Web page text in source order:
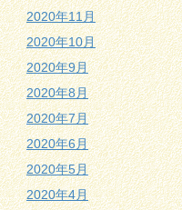
2020年11月
2020年10月
2020年9月
2020年8月
2020年7月
2020年6月
2020年5月
2020年4月